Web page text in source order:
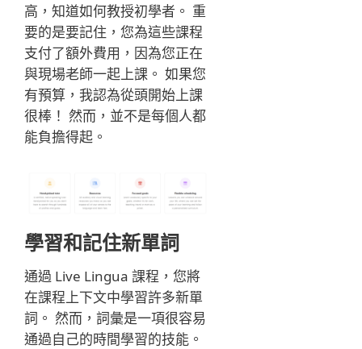
高，知道如何教授初學者。 重
要的是要記住，您為這些課程
支付了額外費用，因為您正在
與現場老師一起上課。 如果您
有預算，我認為從頭開始上課
很棒！ 然而，並不是每個人都
能負擔得起。
學習和記住新單詞
通過 Live Lingua 課程，您將
在課程上下文中學習許多新單
詞。 然而，詞彙是一項很容易
通過自己的時間學習的技能。